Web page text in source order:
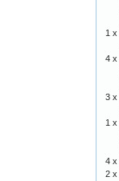
1 x
4 x
3 x
1 x
4 x
2 x